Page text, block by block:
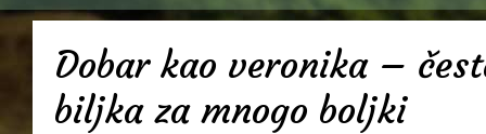
Dobar kao veronika –
biljka za mnogo boljki